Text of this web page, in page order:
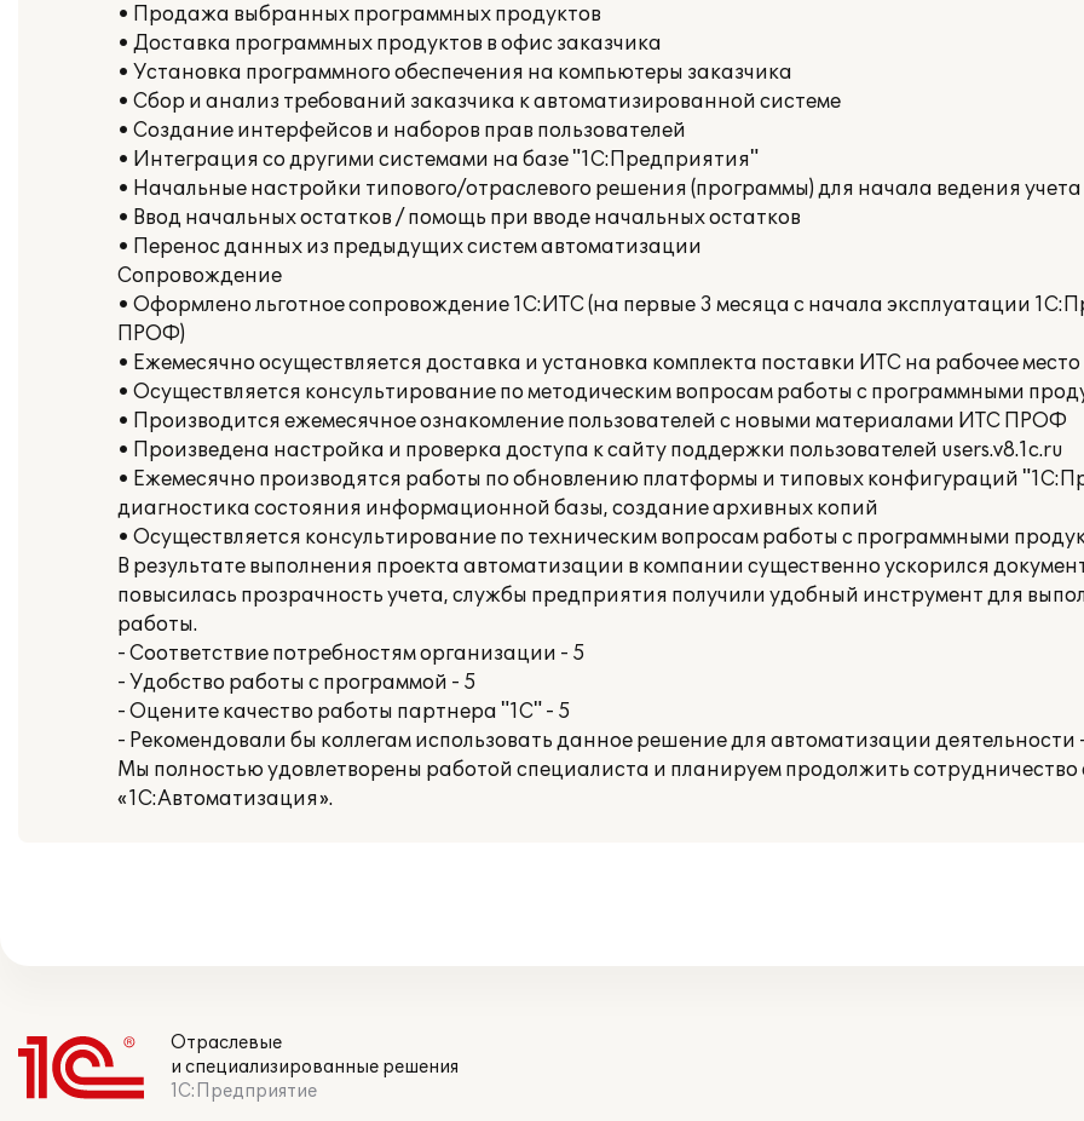
• Продажа выбранных программных продуктов
• Доставка программных продуктов в офис заказчика
• Установка программного обеспечения на компьютеры заказчика
• Сбор и анализ требований заказчика к автоматизированной системе
• Создание интерфейсов и наборов прав пользователей
• Интеграция со другими системами на базе "1С:Предприятия"
• Начальные настройки типового/отраслевого решения (программы) для начала ведения учета
• Ввод начальных остатков / помощь при вводе начальных остатков
• Перенос данных из предыдущих систем автоматизации
Сопровождение
• Оформлено льготное сопровождение 1С:ИТС (на первые 3 месяца с начала эксплуатации
ПРОФ)
• Ежемесячно осуществляется доставка и установка комплекта поставки ИТС на рабочее место
• Осуществляется консультирование по методическим вопросам работы с программными
• Производится ежемесячное ознакомление пользователей с новыми материалами ИТС ПРОФ
• Произведена настройка и проверка доступа к сайту поддержки пользователей users.v8.1c.ru
• Ежемесячно производятся работы по обновлению платформы и типовых конфигураций
диагностика состояния информационной базы, создание архивных копий
• Осуществляется консультирование по техническим вопросам работы с программными
В результате выполнения проекта автоматизации в компании существенно ускорился
повысилась прозрачность учета, службы предприятия получили удобный инструмент для
работы.
- Соответствие потребностям организации - 5
- Удобство работы с программой - 5
- Оцените качество работы партнера "1С" - 5
- Рекомендовали бы коллегам использовать данное решение для автоматизации деятельности
Мы полностью удовлетворены работой специалиста и планируем продолжить сотрудничество
«1С:Автоматизация».
Отраслевые
и специализированные решения
1С:Предприятие